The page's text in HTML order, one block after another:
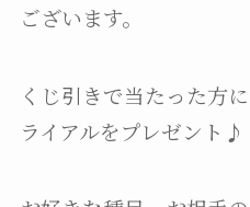
ございます。
くじ引きで当たった方
ライアルをプレゼント♪